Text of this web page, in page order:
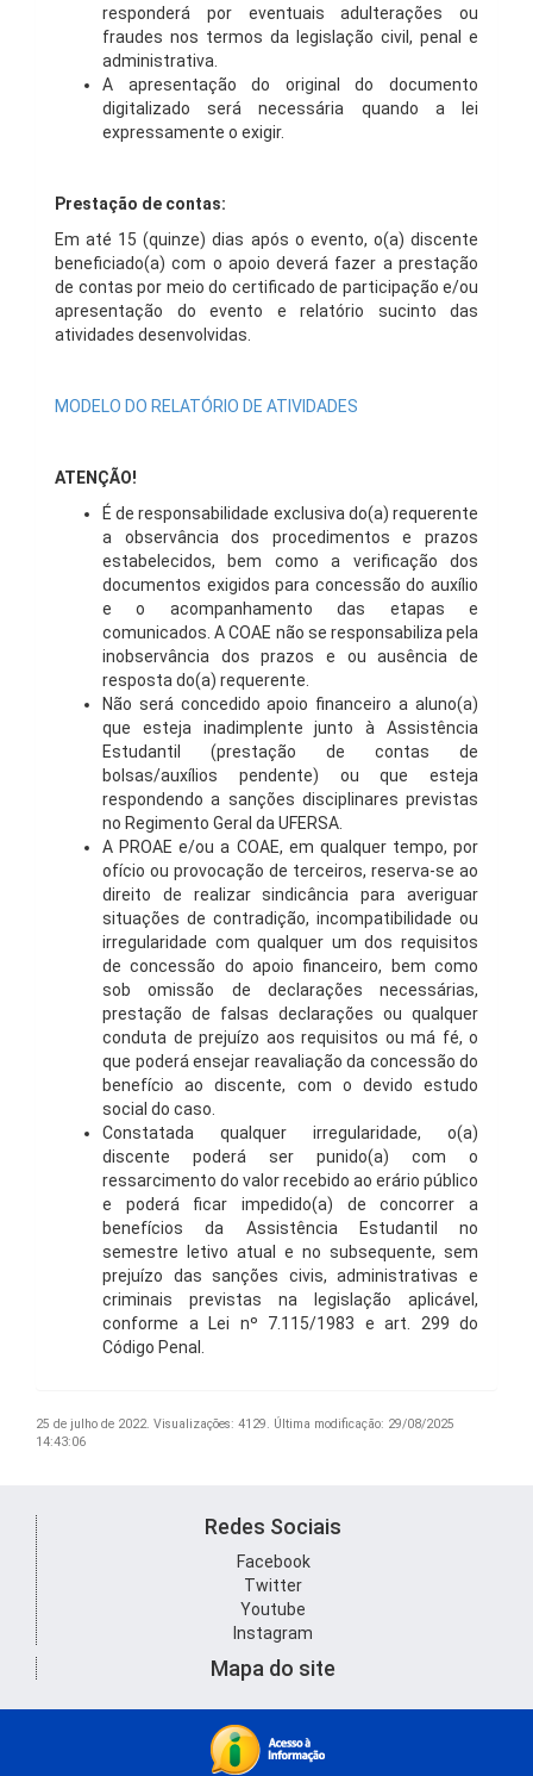
responderá por eventuais adulterações ou
fraudes nos termos da legislação civil, penal e
administrativa.
A apresentação do original do documento
digitalizado será necessária quando a lei
expressamente o exigir.
Prestação de contas:
Em até 15 (quinze) dias após o evento, o(a) discente
beneficiado(a) com o apoio deverá fazer a prestação
de contas por meio do certificado de participação e/ou
apresentação do evento e relatório sucinto das
atividades desenvolvidas.
MODELO DO RELATÓRIO DE ATIVIDADES
ATENÇÃO!
É de responsabilidade exclusiva do(a) requerente
a observância dos procedimentos e prazos
estabelecidos, bem como a verificação dos
documentos exigidos para concessão do auxílio
e o acompanhamento das etapas e
comunicados. A COAE não se responsabiliza pela
inobservância dos prazos e ou ausência de
resposta do(a) requerente.
Não será concedido apoio financeiro a aluno(a)
que esteja inadimplente junto à Assistência
Estudantil (prestação de contas de
bolsas/auxílios pendente) ou que esteja
respondendo a sanções disciplinares previstas
no Regimento Geral da UFERSA.
A PROAE e/ou a COAE, em qualquer tempo, por
ofício ou provocação de terceiros, reserva-se ao
direito de realizar sindicância para averiguar
situações de contradição, incompatibilidade ou
irregularidade com qualquer um dos requisitos
de concessão do apoio financeiro, bem como
sob omissão de declarações necessárias,
prestação de falsas declarações ou qualquer
conduta de prejuízo aos requisitos ou má fé, o
que poderá ensejar reavaliação da concessão do
benefício ao discente, com o devido estudo
social do caso.
Constatada qualquer irregularidade, o(a)
discente poderá ser punido(a) com o
ressarcimento do valor recebido ao erário público
e poderá ficar impedido(a) de concorrer a
benefícios da Assistência Estudantil no
semestre letivo atual e no subsequente, sem
prejuízo das sanções civis, administrativas e
criminais previstas na legislação aplicável,
conforme a Lei nº 7.115/1983 e art. 299 do
Código Penal.
25 de julho de 2022. Visualizações: 4129. Última modificação: 29/08/2025
14:43:06
Redes Sociais
Facebook
Twitter
Youtube
Instagram
Mapa do site